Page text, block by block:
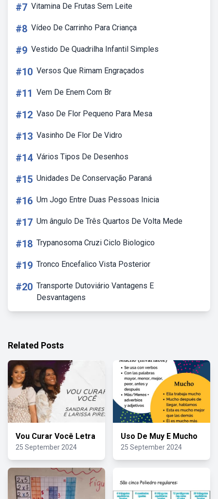
#7 Vitamina De Frutas Sem Leite
#8 Vídeo De Carrinho Para Criança
#9 Vestido De Quadrilha Infantil Simples
#10 Versos Que Rimam Engraçados
#11 Vem De Enem Com Br
#12 Vaso De Flor Pequeno Para Mesa
#13 Vasinho De Flor De Vidro
#14 Vários Tipos De Desenhos
#15 Unidades De Conservação Paraná
#16 Um Jogo Entre Duas Pessoas Inicia
#17 Um ângulo De Três Quartos De Volta Mede
#18 Trypanosoma Cruzi Ciclo Biologico
#19 Tronco Encefalico Vista Posterior
#20 Transporte Dutoviário Vantagens E
Desvantagens
Related Posts
Vou Curar Você Letra
25 September 2024
Uso De Muy E Mucho
25 September 2024